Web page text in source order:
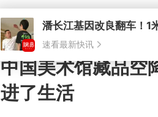
中国美术馆藏品空
进了生活